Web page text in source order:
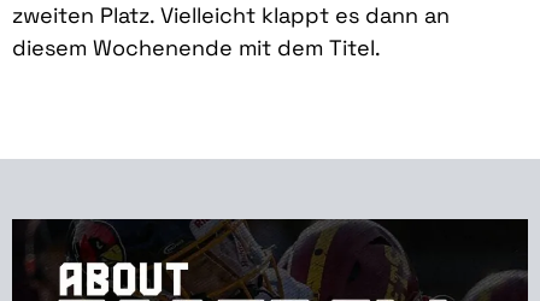
zweiten Platz. Vielleicht klappt es dann an
diesem Wochenende mit dem Titel.